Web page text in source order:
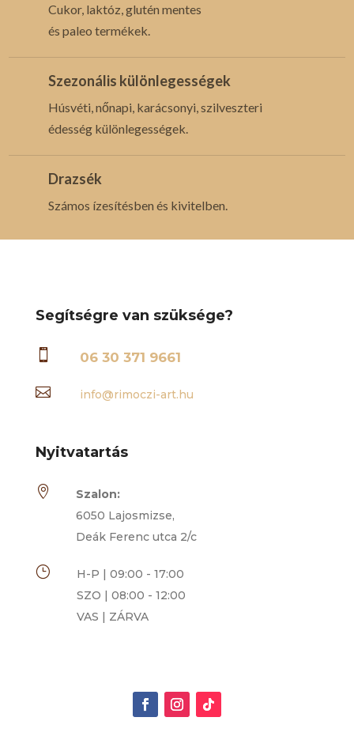
Cukor, laktóz, glutén mentes
és paleo termékek.
Szezonális különlegességek
Húsvéti, nőnapi, karácsonyi, szilveszteri
édesség különlegességek.
Drazsék
Számos ízesítésben és kivitelben.
Segítségre van szüksége?
 06 30 371 9661
 info@rimoczi-art.hu
Nyitvatartás

Szalon:
6050 Lajosmizse,
Deák Ferenc utca 2/c
}
H-P | 09:00 - 17:00
SZO | 08:00 - 12:00
VAS | ZÁRVA